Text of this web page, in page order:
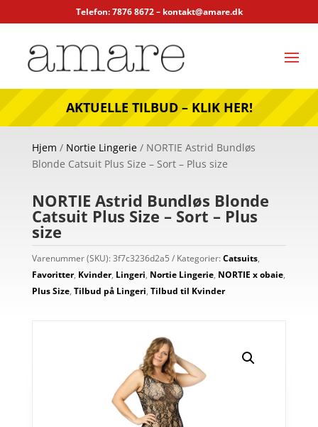
Telefon: 7876 8672 – kontakt@amare.dk
AKTUELLE TILBUD – KLIK HER!
Hjem / Nortie Lingerie/ NORTIE Astrid Bundløs
Blonde Catsuit Plus Size – Sort – Plus size
NORTIE Astrid Bundløs Blonde
Catsuit Plus Size – Sort – Plus
size
Varenummer (SKU):3f7c3236d2a5 Kategorier:Catsuits,
Favoritter, Kvinder, Lingeri, Nortie Lingerie, NORTIE x obaie,
Plus Size, Tilbud på Lingeri, Tilbud til Kvinder